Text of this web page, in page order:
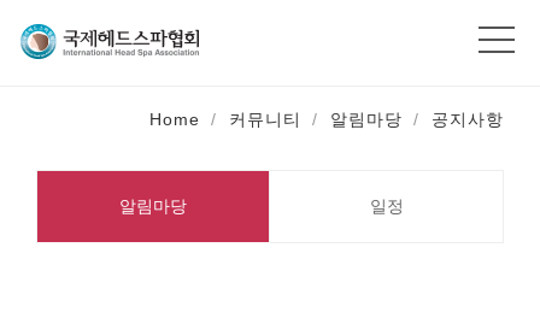
Home 커뮤니티 알림마당 공지사항
알림마당 일정